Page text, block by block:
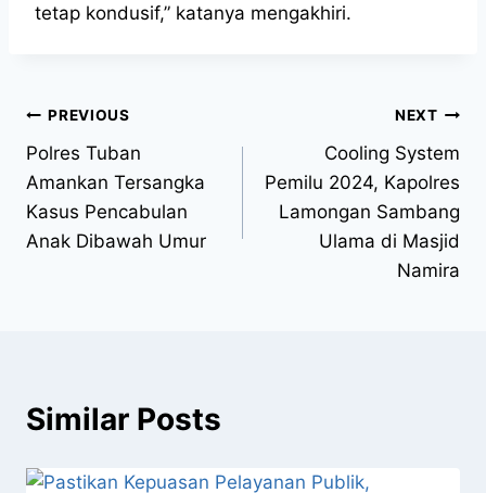
tetap kondusif,” katanya mengakhiri.
PREVIOUS
Polres Tuban
Amankan Tersangka
Kasus Pencabulan
Anak Dibawah Umur
NEXT
Cooling System
Pemilu 2024, Kapolres
Lamongan Sambang
Ulama di Masjid
Namira
Similar Posts